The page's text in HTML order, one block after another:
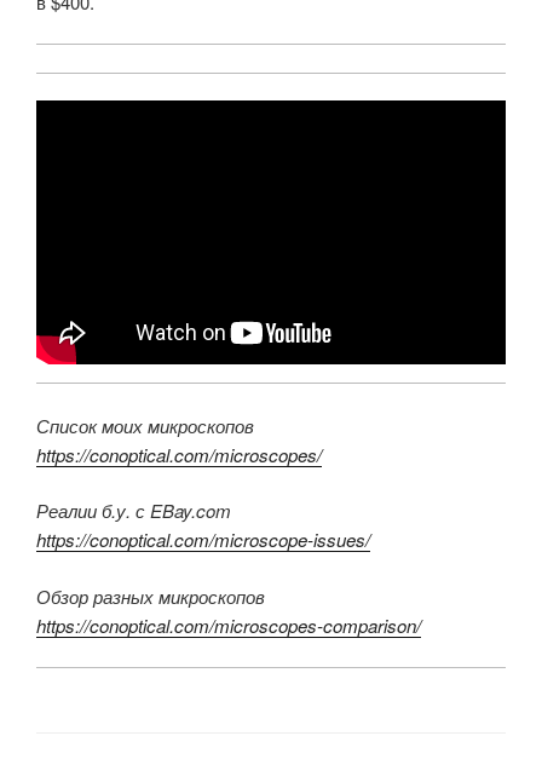
Список моих микроскопов
https://conoptical.com/microscopes/
Реалии б.у. с EBay.com
https://conoptical.com/microscope-issues/
Обзор разных микроскопов
https://conoptical.com/microscopes-comparison/